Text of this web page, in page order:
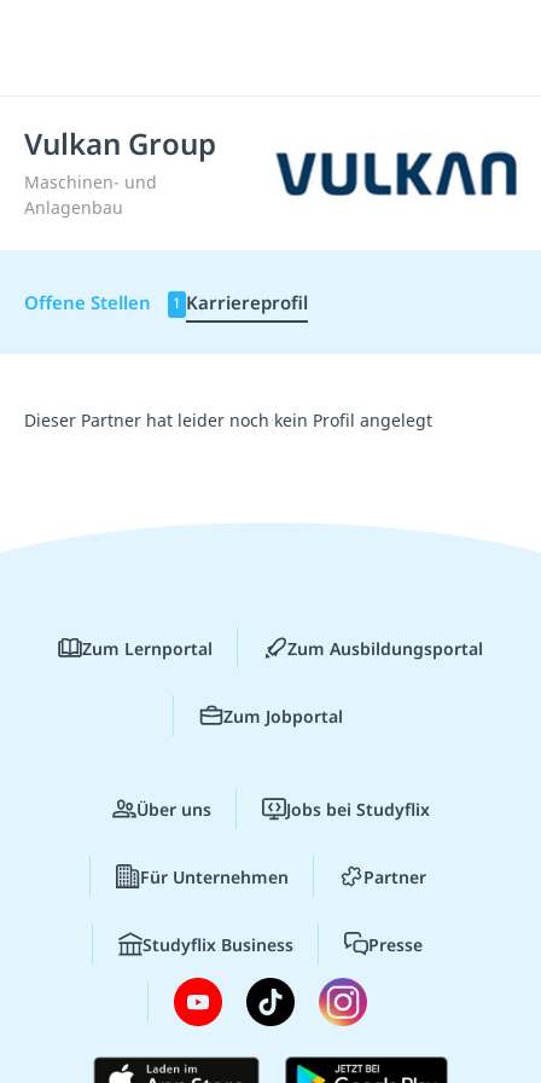
Vulkan Group
Maschinen- und
Anlagenbau
Offene Stellen 1 Karriereprofil
Dieser Partner hat leider noch kein Profil angelegt
Zum Lernportal Zum Ausbildungsportal
Zum Jobportal
Über uns Jobs bei Studyflix
Für Unternehmen Partner
Studyflix Business Presse